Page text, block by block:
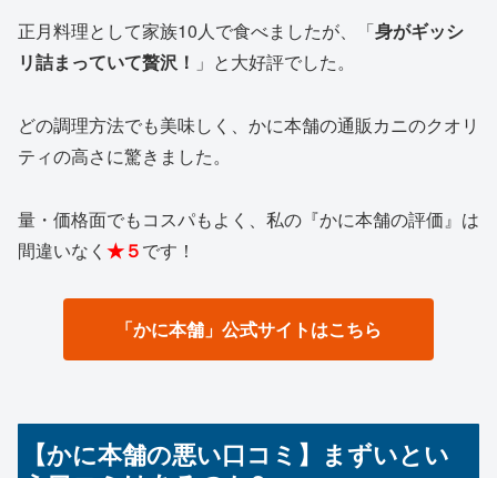
正月料理として家族10人で食べましたが、「身がギッシ
リ詰まっていて贅沢！ 」と大好評でした。
どの調理方法でも美味しく、かに本舗の通販カニのクオリ
ティの高さに驚きました。
量・価格面でもコスパもよく、私の『かに本舗の評価』は
間違いなく ★５です！
「かに本舗」公式サイトはこちら
【かに本舗の悪い口コミ】まずいとい